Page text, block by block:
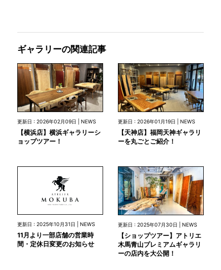
ギャラリーの関連記事
更新日 : 2026年02月09日 | NEWS
【横浜店】横浜ギャラリーシ
ョップツアー！
更新日 : 2026年01月19日 | NEWS
【天神店】福岡天神ギャラリ
ーを丸ごとご紹介！
更新日 : 2025年10月31日 | NEWS
11月より一部店舗の営業時
間・定休日変更のお知らせ
更新日 : 2025年07月30日 | NEWS
【ショップツアー】アトリエ
木馬青山プレミアムギャラリ
ーの店内を大公開！